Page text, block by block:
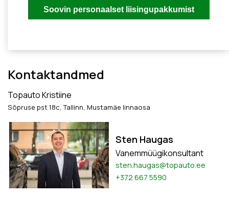
Kontaktandmed
Topauto Kristiine
Sõpruse pst 18c, Tallinn, Mustamäe linnaosa
Sten Haugas
Vanemmüügikonsultant
sten.haugas@topauto.ee
+372 667 5590